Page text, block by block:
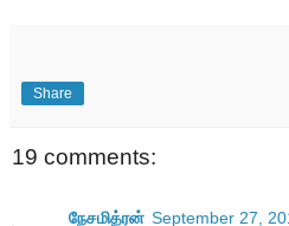
Share
19 comments:
நேசமித்ரன் September 27,